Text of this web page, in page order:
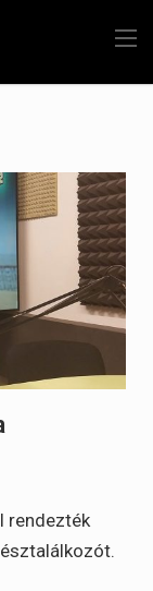
rendezték